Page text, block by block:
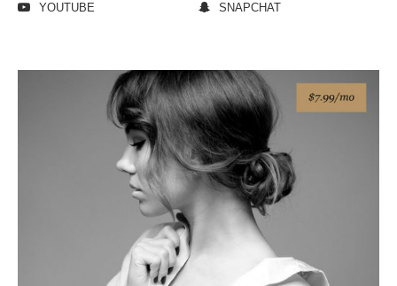
YOUTUBE SNAPCHAT